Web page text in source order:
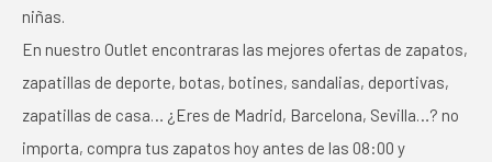
niñas.
En nuestro Outlet encontraras las mejores ofertas de zapatos,
zapatillas de deporte, botas, botines, sandalias, deportivas,
zapatillas de casa… ¿Eres de Madrid, Barcelona, Sevilla…? no
importa, compra tus zapatos hoy antes de las 08:00 y